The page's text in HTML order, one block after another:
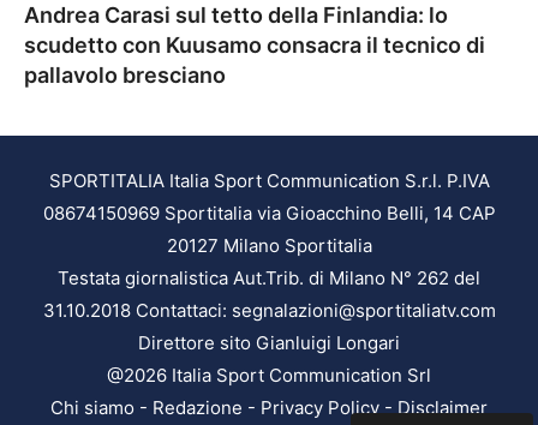
Andrea Carasi sul tetto della Finlandia: lo
scudetto con Kuusamo consacra il tecnico di
pallavolo bresciano
SPORTITALIA Italia Sport Communication S.r.l. P.IVA
08674150969 Sportitalia via Gioacchino Belli, 14 CAP
20127 Milano Sportitalia
Testata giornalistica Aut.Trib. di Milano N° 262 del
31.10.2018 Contattaci: segnalazioni@sportitaliatv.com
Direttore sito Gianluigi Longari
@2026 Italia Sport Communication Srl
Chi siamo - Redazione - Privacy Policy - Disclaimer